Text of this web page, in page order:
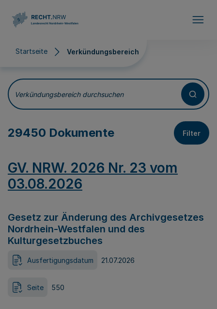
Startseite Verkündungsbereich
Verkündungsbereich
Verkündungsbereich durchsuchen
29450 Dokumente Filter
GV. NRW. 2026 Nr. 23 vom
03.08.2026
Gesetz zur Änderung des Archivgesetzes
Nordrhein-Westfalen und des
Kulturgesetzbuches
Ausfertigungsdatum 21.07.2026
Seite 550